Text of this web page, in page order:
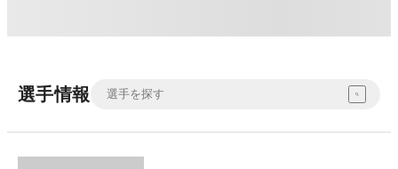
選手情報